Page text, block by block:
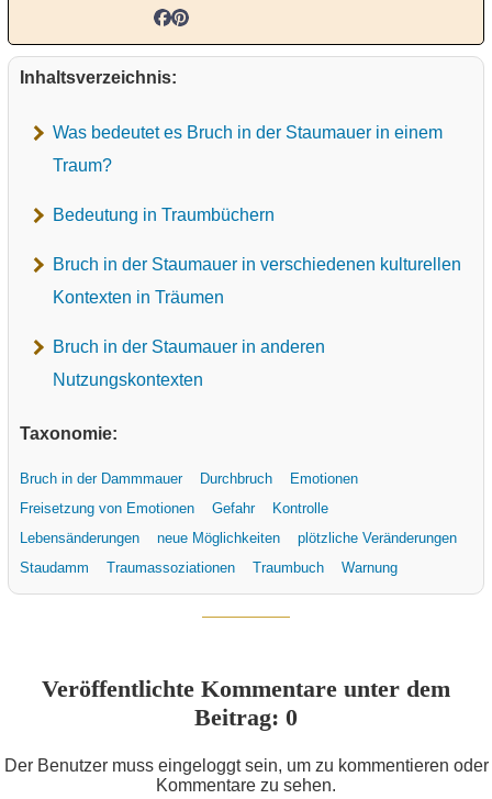
Inhaltsverzeichnis:
Was bedeutet es Bruch in der Staumauer in einem
Traum?
Bedeutung in Traumbüchern
Bruch in der Staumauer in verschiedenen kulturellen
Kontexten in Träumen
Bruch in der Staumauer in anderen
Nutzungskontexten
Taxonomie:
Bruch in der Dammmauer Durchbruch
Emotionen
Freisetzung von Emotionen
Gefahr
Kontrolle
Lebensänderungen
neue Möglichkeiten
plötzliche Veränderungen
Staudamm
Traumassoziationen Traumbuch Warnung
Veröffentlichte Kommentare unter dem
Beitrag: 0
Der Benutzer muss eingeloggt sein, um zu kommentieren oder
Kommentare zu sehen.